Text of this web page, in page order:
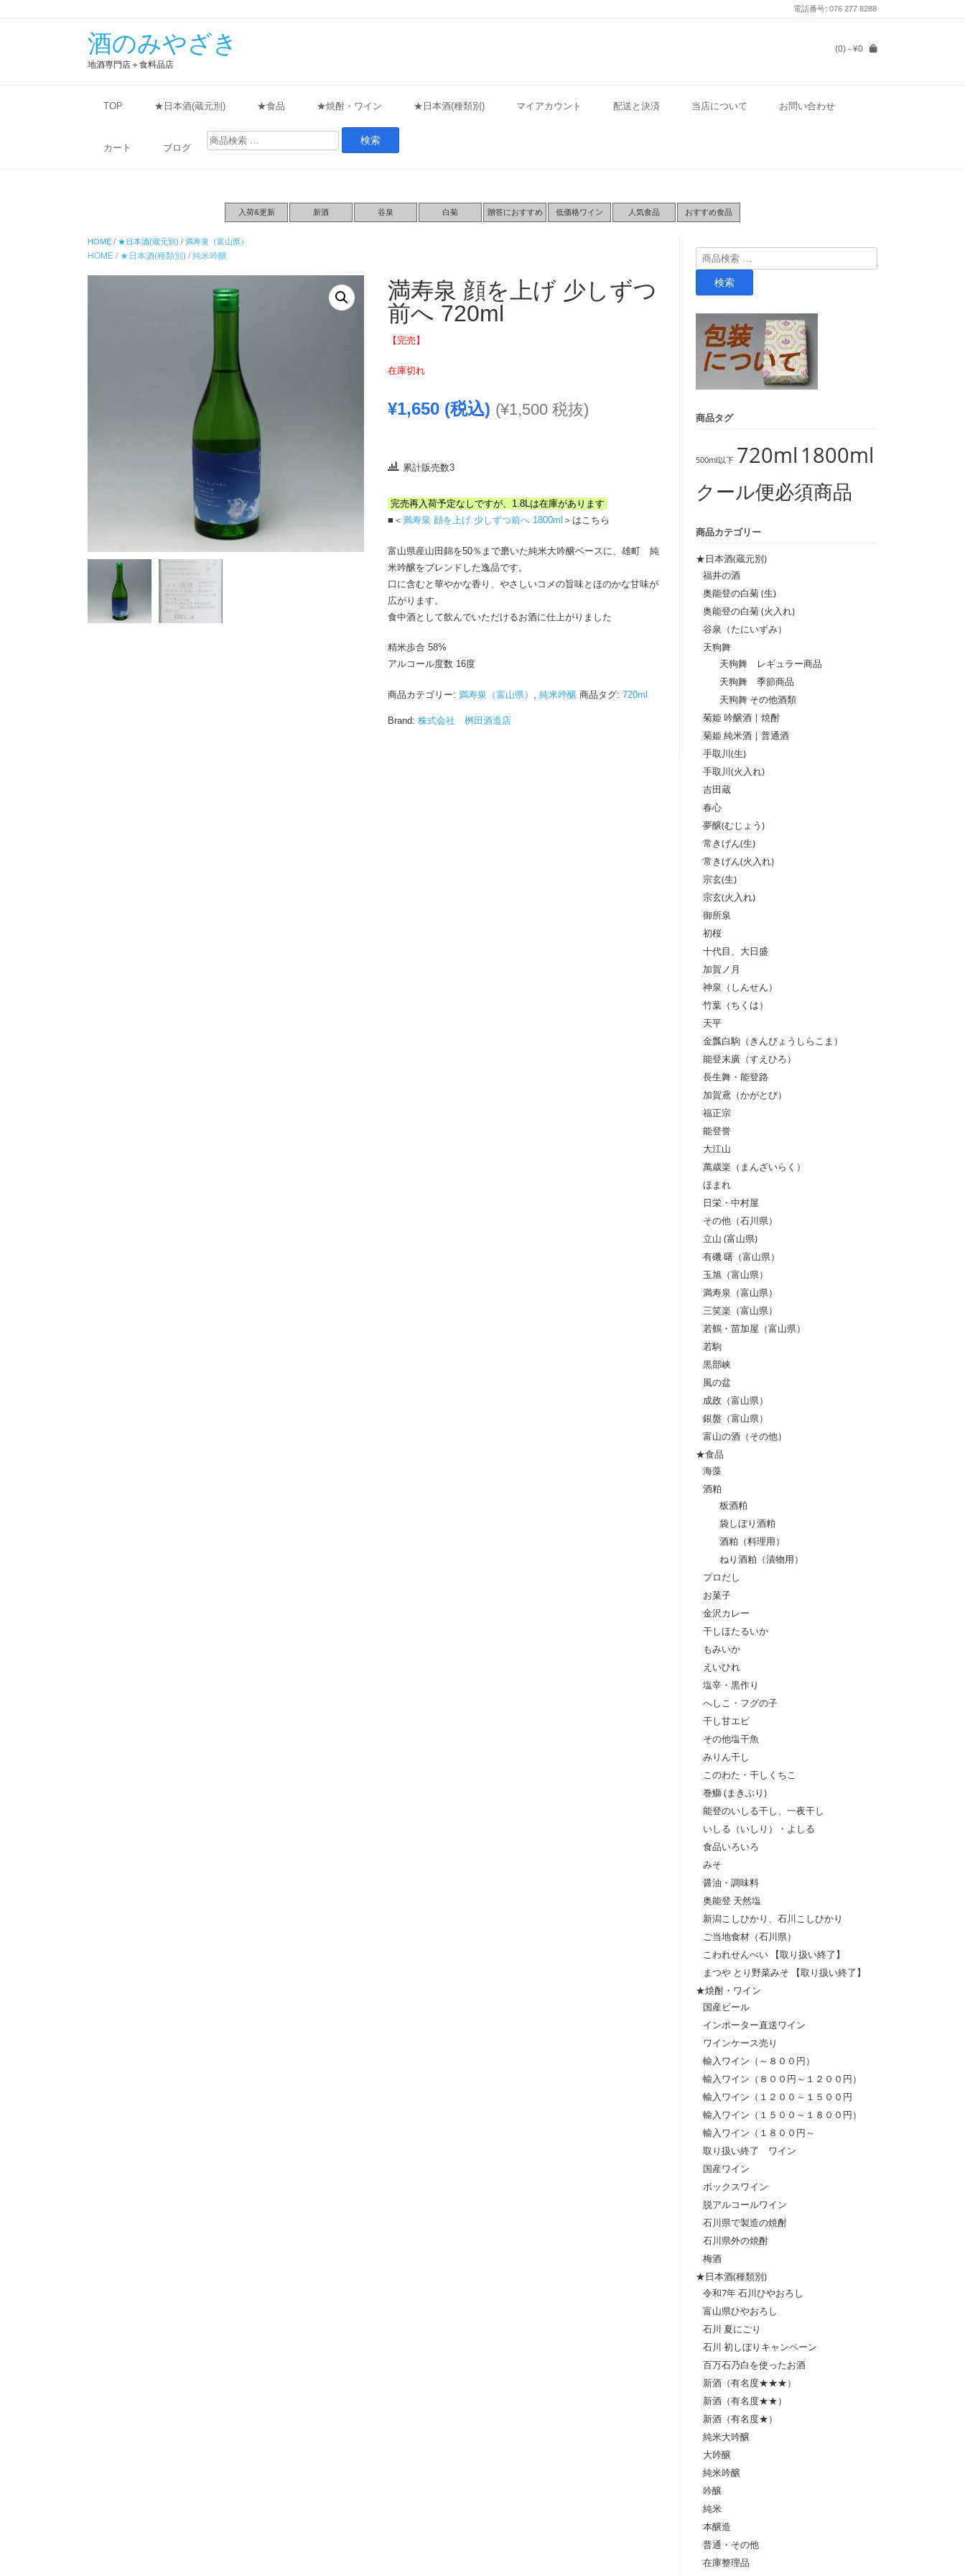
電話番号: 076 277 8288
酒のみやざき
地酒専門店＋食料品店
(0) - ¥0
TOP ★日本酒(蔵元別) ★食品 ★焼酎・ワイン ★日本酒(種類別) マイアカウント 配送と決済 当店について お問い合わせ
カート ブログ
検
索
入荷&更新 新酒 谷泉 白菊 贈答におすすめ 低価格ワイン 人気食品 おすすめ食品
HOME / ★日本酒(蔵元別) / 満寿泉（富山県）
HOME / ★日本酒(種類別) / 純米吟醸
満寿泉 顔を上げ 少しずつ
前へ 720ml
【完売】
在庫切れ
¥1,650(税込) (¥1,500税抜)
累計販売数3
完売再入荷予定なしですが、1.8Lは在庫があります
■＜ 満寿泉 顔を上げ 少しずつ前へ 1800ml ＞はこちら
富山県産山田錦を50％まで磨いた純米大吟醸ベースに、雄町 純
米吟醸をブレンドした逸品です。
口に含むと華やかな香り、やさしいコメの旨味とほのかな甘味が
広がります。
食中酒として飲んでいただけるお酒に仕上がりました
精米歩合 58%
アルコール度数 16度
商品カテゴリー: 満寿泉（富山県） 純米吟醸 商品タグ: 720ml
Brand: 株式会社 桝田酒造店
検
索
検索
商品タグ
500ml以下 720ml 1800ml
クール便必須商品
商品カテゴリー
★日本酒(蔵元別)
福井の酒
奥能登の白菊 (生)
奥能登の白菊 (火入れ)
谷泉（たにいずみ）
天狗舞
天狗舞 レギュラー商品
天狗舞 季節商品
天狗舞 その他酒類
菊姫 吟醸酒 | 焼酎
菊姫 純米酒 | 普通酒
手取川(生)
手取川(火入れ)
吉田蔵
春心
夢醸(むじょう)
常きげん(生)
常きげん(火入れ)
宗玄(生)
宗玄(火入れ)
御所泉
初桜
十代目、大日盛
加賀ノ月
神泉（しんせん）
竹葉（ちくは）
天平
金瓢白駒（きんぴょうしらこま）
能登末廣（すえひろ）
長生舞・能登路
加賀鳶（かがとび）
福正宗
能登誉
大江山
萬歳楽（まんざいらく）
ほまれ
日栄・中村屋
その他（石川県）
立山 (富山県)
有磯 曙（富山県）
玉旭（富山県）
満寿泉（富山県）
三笑楽（富山県）
若鶴・苗加屋（富山県）
若駒
黒部峡
風の盆
成政（富山県）
銀盤（富山県）
富山の酒（その他）
★食品
海藻
酒粕
板酒粕
袋しぼり酒粕
酒粕（料理用）
ねり酒粕（漬物用）
プロだし
お菓子
金沢カレー
干しほたるいか
もみいか
えいひれ
塩辛・黒作り
へしこ・フグの子
干し甘エビ
その他塩干魚
みりん干し
このわた・干しくちこ
巻鰤 (まきぶり)
能登のいしる干し、一夜干し
いしる（いしり）・よしる
食品いろいろ
みそ
醤油・調味料
奥能登 天然塩
新潟こしひかり、石川こしひかり
ご当地食材（石川県）
こわれせんべい 【取り扱い終了】
まつや とり野菜みそ 【取り扱い終了】
★焼酎・ワイン
国産ビール
インポーター直送ワイン
ワインケース売り
輸入ワイン（～８００円）
輸入ワイン（８００円～１２００円）
輸入ワイン（１２００～１５００円
輸入ワイン（１５００～１８００円）
輸入ワイン（１８００円～
取り扱い終了 ワイン
国産ワイン
ボックスワイン
脱アルコールワイン
石川県で製造の焼酎
石川県外の焼酎
梅酒
★日本酒(種類別)
令和7年 石川ひやおろし
富山県ひやおろし
石川 夏にごり
石川 初しぼりキャンペーン
百万石乃白を使ったお酒
新酒（有名度★★★）
新酒（有名度★★）
新酒（有名度★）
純米大吟醸
大吟醸
純米吟醸
吟醸
純米
本醸造
普通・その他
在庫整理品